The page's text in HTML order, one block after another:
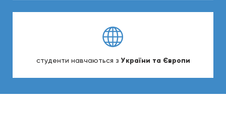
студенти навчаються з України та Європи